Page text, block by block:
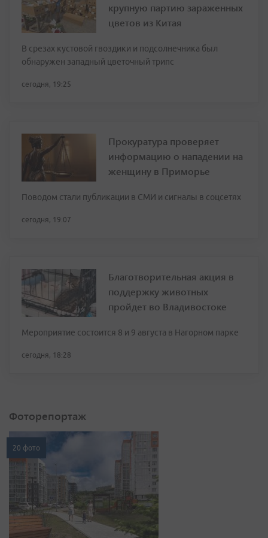
крупную партию зараженных
цветов из Китая
В срезах кустовой гвоздики и подсолнечника был
обнаружен западный цветочный трипс
сегодня, 19:25
Прокуратура проверяет
информацию о нападении на
женщину в Приморье
Поводом стали публикации в СМИ и сигналы в соцсетях
сегодня, 19:07
Благотворительная акция в
поддержку животных
пройдет во Владивостоке
Мероприятие состоится 8 и 9 августа в Нагорном парке
сегодня, 18:28
Фоторепортаж
20 фото